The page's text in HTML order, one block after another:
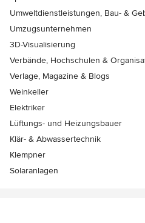
Umweltdienstleistungen, Bau- &
Umzugsunternehmen
3D-Visualisierung
Verbände, Hochschulen &
Verlage, Magazine & Blogs
Weinkeller
Elektriker
Lüftungs- und Heizungsbauer
Klär- & Abwassertechnik
Klempner
Solaranlagen